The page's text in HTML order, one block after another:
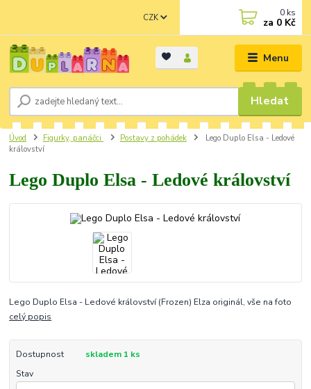
Menu
CZK
Hledat
0 ks
za 0 Kč
Úvod Figurky, panáčci Postavy z pohádek
Lego Duplo Elsa - Ledové
království
Lego Duplo Elsa - Ledové království
Lego Duplo Elsa - Ledové království (Frozen) Elza originál, vše na foto
celý popis
Dostupnost
skladem 1 ks
Stav